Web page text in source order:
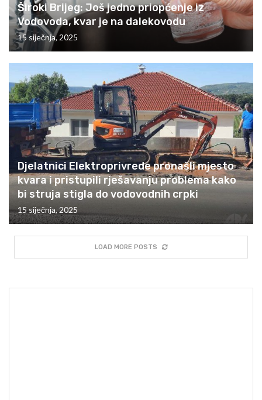
Široki Brijeg: Još jedno priopćenje iz
Vodovoda, kvar je na dalekovodu
15 siječnja, 2025
Djelatnici Elektroprivrede pronašli mjesto
kvara i pristupili rješavanju problema kako
bi struja stigla do vodovodnih crpki
15 siječnja, 2025
LOAD MORE POSTS